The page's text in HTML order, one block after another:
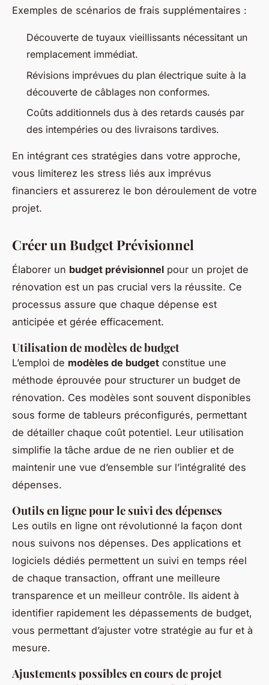
Exemples de scénarios de frais supplémentaires :
Découverte de tuyaux vieillissants nécessitant un
remplacement immédiat.
Révisions imprévues du plan électrique suite à la
découverte de câblages non conformes.
Coûts additionnels dus à des retards causés par
des intempéries ou des livraisons tardives.
En intégrant ces stratégies dans votre approche,
vous limiterez les stress liés aux imprévus
financiers et assurerez le bon déroulement de votre
projet.
Créer un Budget Prévisionnel
Élaborer un budget prévisionnel pour un projet de
rénovation est un pas crucial vers la réussite. Ce
processus assure que chaque dépense est
anticipée et gérée efficacement.
Utilisation de modèles de budget
L’emploi de modèles de budget constitue une
méthode éprouvée pour structurer un budget de
rénovation. Ces modèles sont souvent disponibles
sous forme de tableurs préconfigurés, permettant
de détailler chaque coût potentiel. Leur utilisation
simplifie la tâche ardue de ne rien oublier et de
maintenir une vue d’ensemble sur l’intégralité des
dépenses.
Outils en ligne pour le suivi des dépenses
Les outils en ligne ont révolutionné la façon dont
nous suivons nos dépenses. Des applications et
logiciels dédiés permettent un suivi en temps réel
de chaque transaction, offrant une meilleure
transparence et un meilleur contrôle. Ils aident à
identifier rapidement les dépassements de budget,
vous permettant d’ajuster votre stratégie au fur et à
mesure.
Ajustements possibles en cours de projet